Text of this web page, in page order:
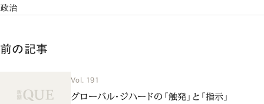
政治
前の記事
Vol. 191
グローバル・ジハードの「触発」と「指示」